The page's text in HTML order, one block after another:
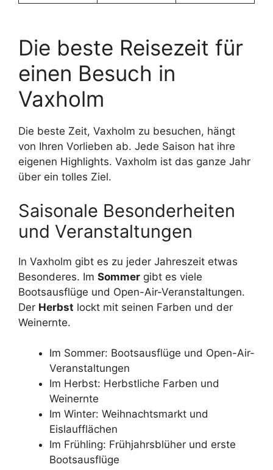
Die beste Reisezeit für
einen Besuch in
Vaxholm
Die beste Zeit, Vaxholm zu besuchen, hängt
von Ihren Vorlieben ab. Jede Saison hat ihre
eigenen Highlights. Vaxholm ist das ganze Jahr
über ein tolles Ziel.
Saisonale Besonderheiten
und Veranstaltungen
In Vaxholm gibt es zu jeder Jahreszeit etwas
Besonderes. Im Sommer gibt es viele
Bootsausflüge und Open-Air-Veranstaltungen.
Der Herbst lockt mit seinen Farben und der
Weinernte.
Im Sommer: Bootsausflüge und Open-Air-
Veranstaltungen
Im Herbst: Herbstliche Farben und
Weinernte
Im Winter: Weihnachtsmarkt und
Eislaufflächen
Im Frühling: Frühjahrsblüher und erste
Bootsausflüge